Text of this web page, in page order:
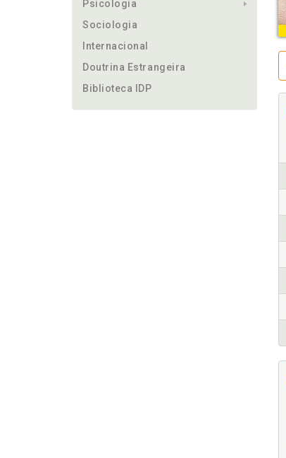
Psicologia
Sociologia
Internacional
Doutrina Estrangeira
Biblioteca IDP